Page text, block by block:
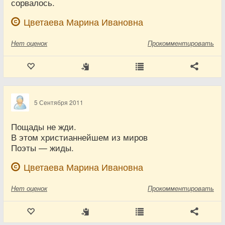
сорвалось.
Цветаева Марина Ивановна
Нет оценок Прокомментировать
5 Сентября 2011
Пощады не жди.
В этом христианнейшем из миров
Поэты — жиды.
Цветаева Марина Ивановна
Нет оценок Прокомментировать